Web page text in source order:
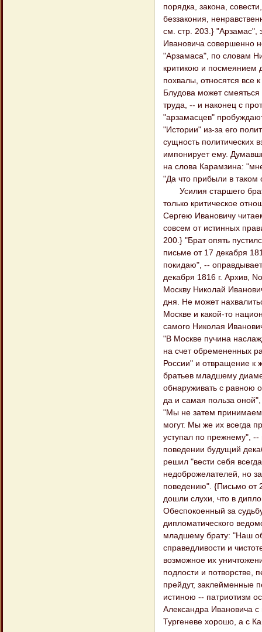
порядка, закона,
беззакония,
см. стр. 203.} "Арзамас",
Ивановича совершенно
"Арзамаса", по словам
критикою и посмеянием
похвалы, относятся
Блудова может
труда, -- и наконец с
"арзамасцев"
"Истории" из-за его
сущность политических
импонирует ему.
на слова Карамзина:
"Да что прибыли в таком
Усилия старшего
только критическое
Сергею Ивановичу
совсем от истинных
200.} "Брат опять
письме от 17 декабря
покидаю", --
декабря 1816 г. Архив,
Москву Николай
дня. Не может
Москве и какой-то
самого Николая
"В Москве пучина
на счет обремененных
России" и отвращение к
братьев младшему
обнаруживать с равною
да и самая польза
"Мы не затем
могут. Мы же их всегда
уступал по прежнему",
поведении будущий
решил "вести себя
недоброжелателей, но
поведению". {Письмо от
дошли слухи, что в
Обеспокоенный за
дипломатического
младшему брату: "Наш
справедливости и
возможное их
подлости и потворстве,
прейдут, заклейменные
истиною -- патриотизм
Александра Ивановича
Тургеневе хорошо, а с